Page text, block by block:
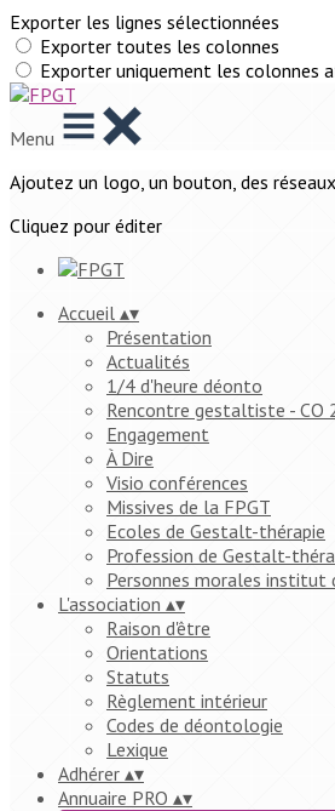
Exporter les lignes sélectionnées
Exporter toutes les colonnes
Exporter uniquement les colonnes
Menu
Ajoutez un logo, un bouton, des
Cliquez pour éditer
Accueil ▴▾
Présentation
Actualités
1/4 d'heure déonto
Rencontre gestaltiste - CO
Engagement
À Dire
Visio conférences
Missives de la FPGT
Ecoles de Gestalt-thérapie
Profession de Gestalt-
Personnes morales
L'association ▴▾
Raison d'être
Orientations
Statuts
Règlement intérieur
Codes de déontologie
Lexique
Adhérer ▴▾
Annuaire PRO ▴▾